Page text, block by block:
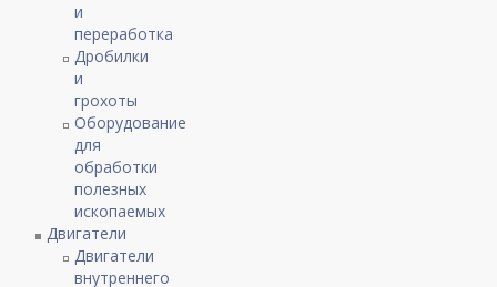
и
переработка
Дробилки
и
грохоты
Оборудование
для
обработки
полезных
ископаемых
Двигатели
Двигатели
внутреннего